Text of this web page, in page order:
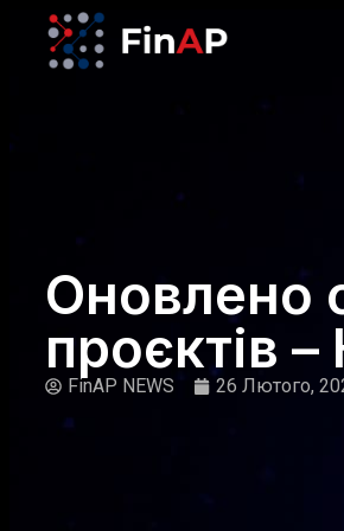
Оновлено
проєктів
FinAP NEWS 26 Лютого,